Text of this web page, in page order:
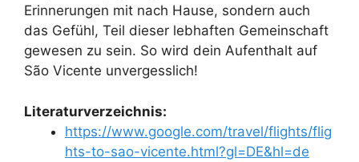
Erinnerungen mit nach Hause, sondern auch
das Gefühl, Teil dieser lebhaften Gemeinschaft
gewesen zu sein. So wird dein Aufenthalt auf
São Vicente unvergesslich!
Literaturverzeichnis:
https://www.google.com/travel/flights/flig
hts-to-sao-vicente.html?gl=DE&hl=de